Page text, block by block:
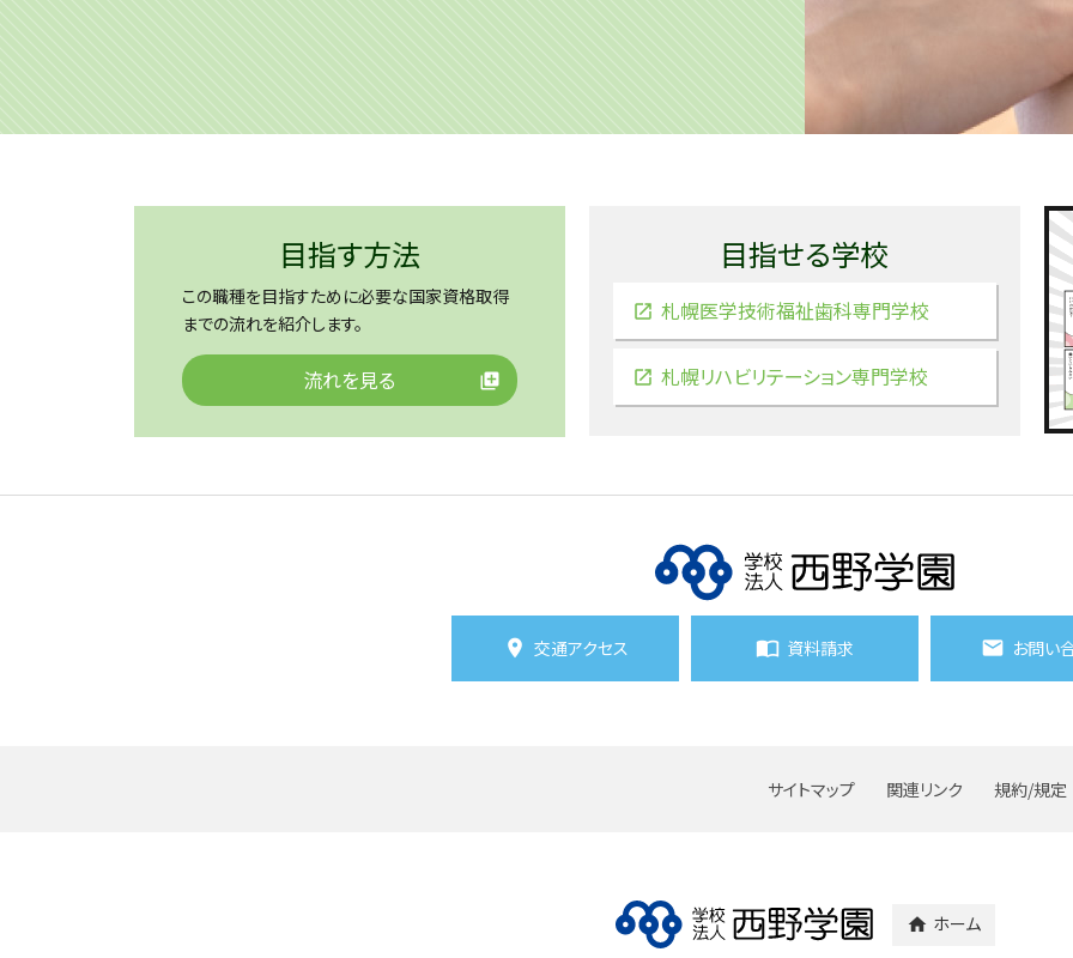
目指す方法
この職種を目指すために必要な国家資格取得
までの流れを紹介します。
流れを見る
目指せる学校
札幌医学技術福祉歯科専門学校
札幌リハビリテーション専門学校
交通アクセス 資料請求 お問い
サイトマップ 関連リンク 規約/規定
ホーム